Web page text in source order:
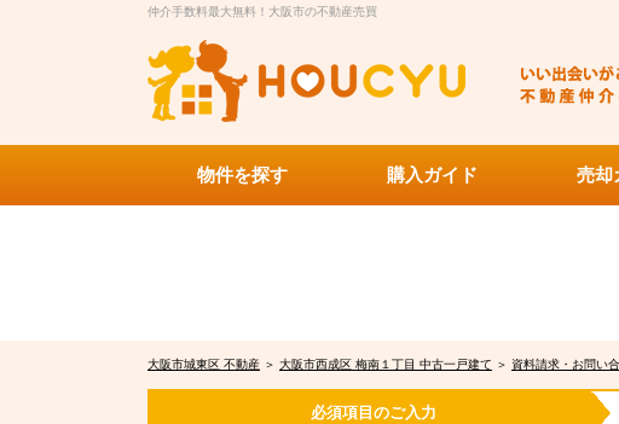
仲介手数料最大無料！大阪市の不動産売買
物件を探す 購入ガイド 売却
大阪市城東区 不動産 ＞ 大阪市西成区 梅南１丁目 中古一戸建て ＞ 資料請求・お問い
必須項目のご入力